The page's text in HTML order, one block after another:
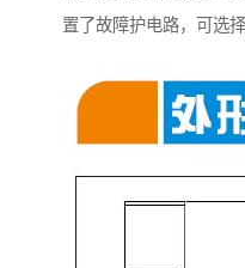
置了故障护电路，可选